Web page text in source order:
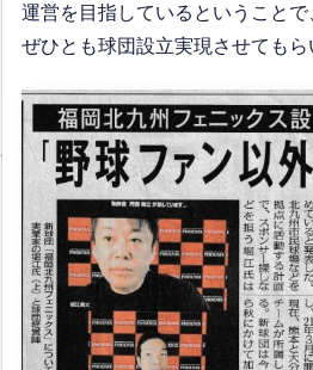
運営を目指しているということで
ぜひとも球団設立実現させてもら